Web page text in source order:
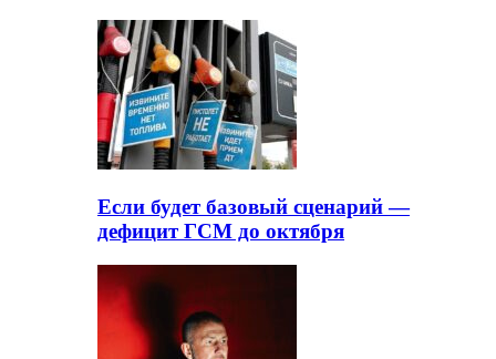
Если будет базовый сценарий —
дефицит ГСМ до октября